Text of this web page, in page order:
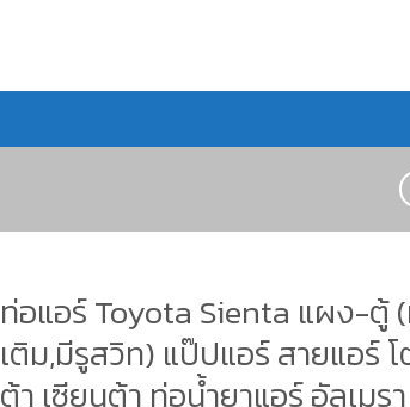
ท่อแอร์ Toyota Sienta แผง-ตู้
เติม,มีรูสวิท) แป๊ปแอร์ สายแอร์ โ
ต้า เซียนต้า ท่อน้ำยาแอร์ อัลเมรา